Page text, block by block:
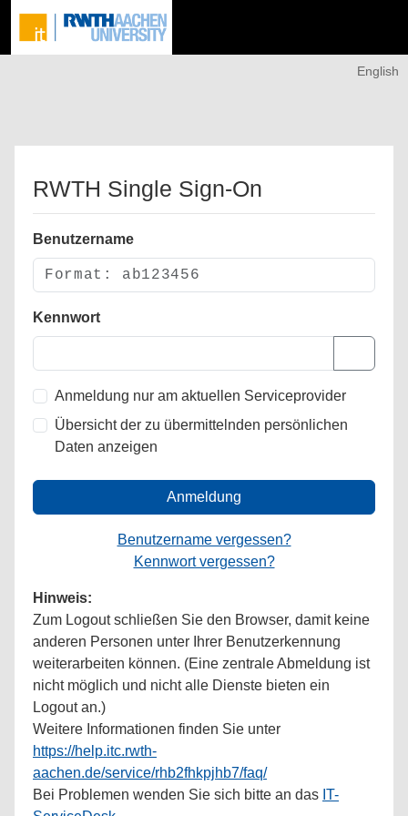
English
RWTH Single Sign-On
Benutzername
Kennwort
Anmeldung nur am aktuellen Serviceprovider
Übersicht der zu übermittelnden persönlichen
Daten anzeigen
Anmeldung
Benutzername vergessen?
Kennwort vergessen?
Hinweis:
Zum Logout schließen Sie den Browser, damit keine
anderen Personen unter Ihrer Benutzerkennung
weiterarbeiten können. (Eine zentrale Abmeldung ist
nicht möglich und nicht alle Dienste bieten ein
Logout an.)
Weitere Informationen finden Sie unter
https://help.itc.rwth-
aachen.de/service/rhb2fhkpjhb7/faq/
Bei Problemen wenden Sie sich bitte an das IT-